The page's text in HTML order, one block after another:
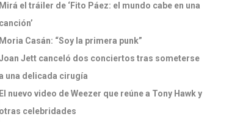
Mirá el tráiler de ‘Fito Páez: el mundo cabe en una
canción’
Moria Casán: “Soy la primera punk”
Jett canceló dos conciertos tras someterse
una delicada cirugía
El nuevo video de Weezer que reúne a Tony Hawk y
otras celebridades